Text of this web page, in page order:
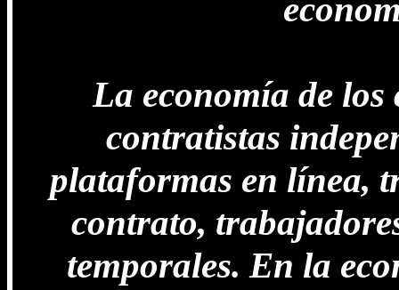
La economía de los
contratistas
plataformas en línea,
contrato,
temporales. En la